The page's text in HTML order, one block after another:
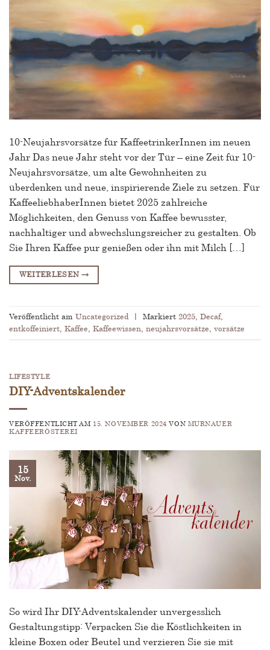
10-Neujahrsvorsätze für KaffeetrinkerInnen im neuen
Jahr Das neue Jahr steht vor der Tür – eine Zeit für 10-
Neujahrsvorsätze, um alte Gewohnheiten zu
überdenken und neue, inspirierende Ziele zu setzen. Für
KaffeeliebhaberInnen bietet 2025 zahlreiche
Möglichkeiten, den Genuss von Kaffee bewusster,
nachhaltiger und abwechslungsreicher zu gestalten. Ob
Sie Ihren Kaffee pur genießen oder ihn mit Milch […]
WEITERLESEN →
Veröffentlicht am Uncategorized | Markiert 2025, Decaf,
entkoffeiniert, Kaffee, Kaffeewissen, neujahrsvorsätze, vorsätze
LIFESTYLE
DIY-Adventskalender
VERÖFFENTLICHT AM 15. NOVEMBER 2024 VON MURNAUER
KAFFEERÖSTEREI
15
Nov.
So wird Ihr DIY-Adventskalender unvergesslich
Gestaltungstipp: Verpacken Sie die Köstlichkeiten in
kleine Boxen oder Beutel und verzieren Sie sie mit